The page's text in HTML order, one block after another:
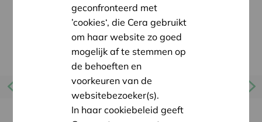
geconfronteerd met
’cookies‘, die Cera gebruikt
om haar website zo goed
mogelijk af te stemmen op
de behoeften en
voorkeuren van de
websitebezoeker(s).
In haar cookiebeleid geeft